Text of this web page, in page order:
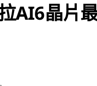
AI6晶片